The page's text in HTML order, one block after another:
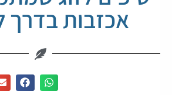
אכזבות בדרך